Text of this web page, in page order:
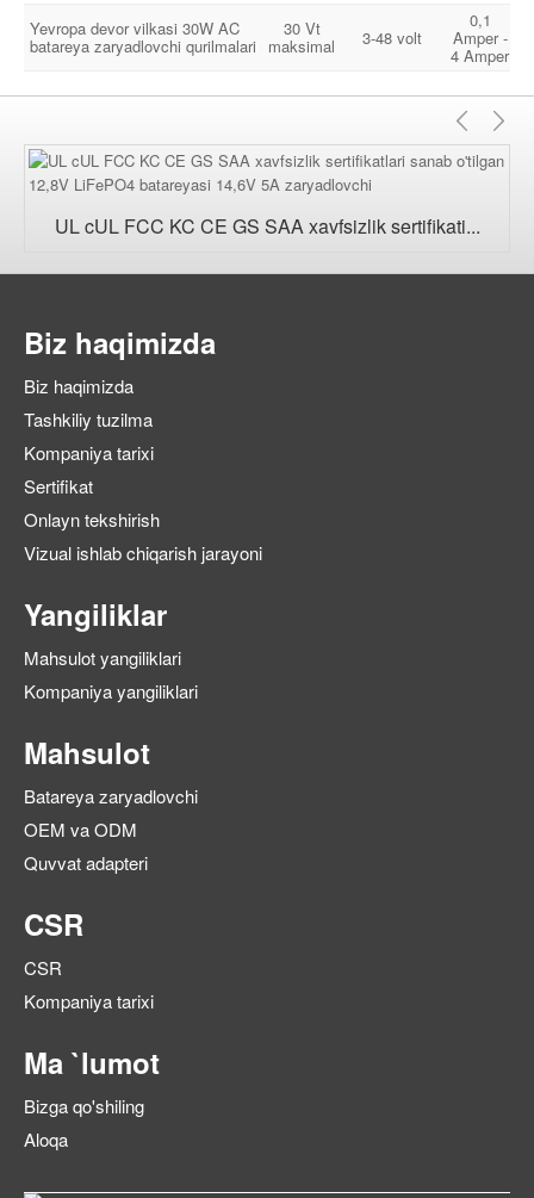
Yevropa devor vilkasi 30W AC
batareya zaryadlovchi qurilmalari
30 Vt
maksimal 3-48 volt
0,1
Amper -
4 Amper
UL cUL FCC KC CE GS SAA xavfsizlik sertifikati...
Biz haqimizda
Biz haqimizda
Tashkiliy tuzilma
Kompaniya tarixi
Sertifikat
Onlayn tekshirish
Vizual ishlab chiqarish jarayoni
Yangiliklar
Mahsulot yangiliklari
Kompaniya yangiliklari
Mahsulot
Batareya zaryadlovchi
OEM va ODM
Quvvat adapteri
CSR
CSR
Kompaniya tarixi
Ma `lumot
Bizga qo'shiling
Aloqa